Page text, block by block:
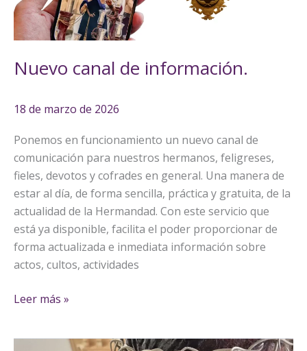
Nuevo canal de información.
18 de marzo de 2026
Ponemos en funcionamiento un nuevo canal de
comunicación para nuestros hermanos, feligreses,
fieles, devotos y cofrades en general. Una manera de
estar al día, de forma sencilla, práctica y gratuita, de la
actualidad de la Hermandad. Con este servicio que
está ya disponible, facilita el poder proporcionar de
forma actualizada e inmediata información sobre
actos, cultos, actividades
Leer más »